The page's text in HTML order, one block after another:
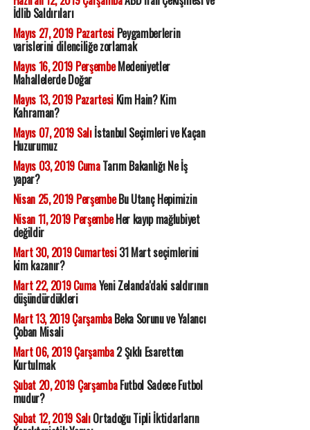
İdlib Saldırıları
Mayıs 27, 2019 PazartesiPeygamberlerin
varislerini dilenciliğe zorlamak
Mayıs 16, 2019 PerşembeMedeniyetler
Mahallelerde Doğar
Mayıs 13, 2019 PazartesiKim Hain? Kim
Kahraman?
Mayıs 07, 2019 Salıİstanbul Seçimleri ve Kaçan
Huzurumuz
Mayıs 03, 2019 CumaTarım Bakanlığı Ne İş
yapar?
Nisan 25, 2019 PerşembeBu Utanç Hepimizin
Nisan 11, 2019 PerşembeHer kayıp mağlubiyet
değildir
Mart 30, 2019 Cumartesi31 Mart seçimlerini
kim kazanır?
Mart 22, 2019 CumaYeni Zelanda'daki saldırının
düşündürdükleri
Mart 13, 2019 ÇarşambaBeka Sorunu ve Yalancı
Çoban Misali
Mart 06, 2019 Çarşamba2 Şıklı Esaretten
Kurtulmak
Şubat 20, 2019 ÇarşambaFutbol Sadece Futbol
mudur?
Şubat 12, 2019 SalıOrtadoğu Tipli İktidarların